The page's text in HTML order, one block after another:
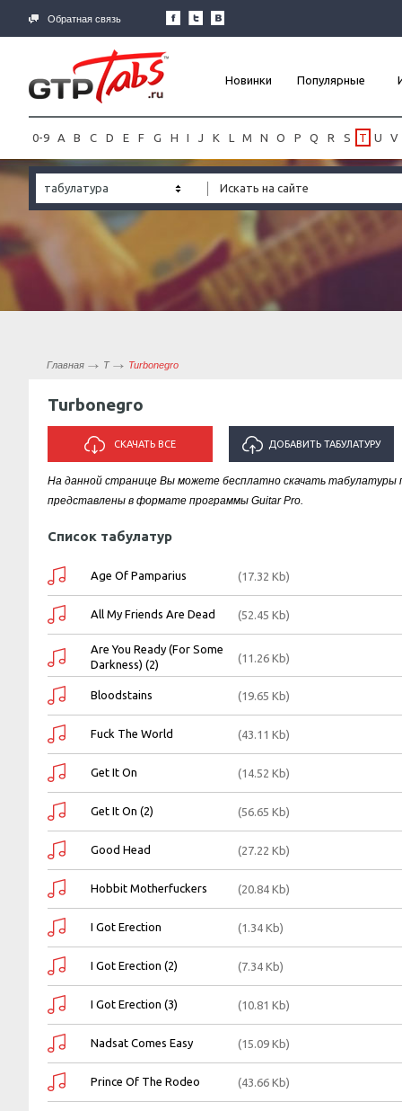
Обратная связь
Новинки Популярные
0-9 A B C D E F G H I J K L M N O P Q R S T U V
табулатура
Главная T Turbonegro
Turbonegro
СКАЧАТЬ ВСЕ ДОБАВИТЬ ТАБУЛАТУРУ
ИСПОЛНИТЕЛЯ "TURBONEGRO"
На данной странице Вы можете бесплатно скачать табулатуры
представлены в формате программы Guitar Pro.
Список табулатур
Age Of Pamparius (17.32 Kb)
All My Friends Are Dead (52.45 Kb)
Are You Ready (For Some
Darkness) (2)
(11.26 Kb)
Bloodstains (19.65 Kb)
Fuck The World (43.11 Kb)
Get It On (14.52 Kb)
Get It On (2) (56.65 Kb)
Good Head (27.22 Kb)
Hobbit Motherfuckers (20.84 Kb)
I Got Erection (1.34 Kb)
I Got Erection (2) (7.34 Kb)
I Got Erection (3) (10.81 Kb)
Nadsat Comes Easy (15.09 Kb)
Prince Of The Rodeo (43.66 Kb)